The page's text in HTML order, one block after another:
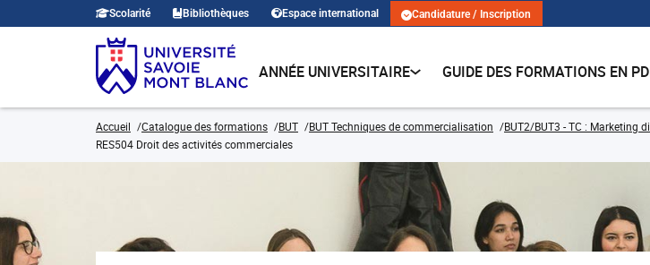
Scolarité Bibliothèques Espace international Candidature / Inscription
ANNÉE UNIVERSITAIRE GUIDE DES FORMATIONS EN
Accueil Catalogue des formations BUT BUT Techniques de commercialisation
BUT2/BUT3 - TC : Marketing
RES504 Droit des activités commerciales